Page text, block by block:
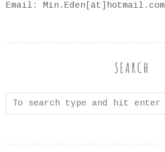
Email: Min.Eden[ät]hotmail.com
SEARCH